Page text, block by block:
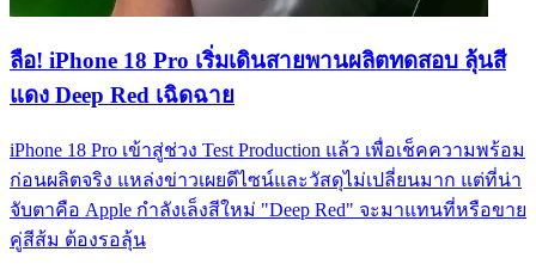
ลือ! iPhone 18 Pro เริ่มเดินสายพานผลิตทดสอบ ลุ้นสี
แดง Deep Red เฉิดฉาย
iPhone 18 Pro เข้าสู่ช่วง Test Production แล้ว เพื่อเช็คความพร้อม
ก่อนผลิตจริง แหล่งข่าวเผยดีไซน์และวัสดุไม่เปลี่ยนมาก แต่ที่น่า
จับตาคือ Apple กำลังเล็งสีใหม่ "Deep Red" จะมาแทนที่หรือขาย
คู่สีส้ม ต้องรอลุ้น